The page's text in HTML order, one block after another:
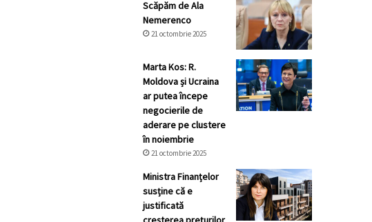
Scăpăm de Ala
Nemerenco
21 octombrie 2025
Marta Kos: R.
Moldova și Ucraina
ar putea începe
negocierile de
aderare pe clustere
în noiembrie
21 octombrie 2025
Ministra Finanțelor
susține că e
justificată